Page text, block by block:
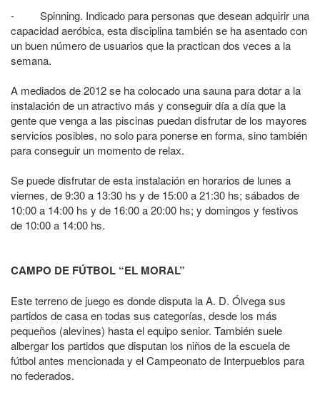
- Spinning. Indicado para personas que desean adquirir una
capacidad aeróbica, esta disciplina también se ha asentado con
un buen número de usuarios que la practican dos veces a la
semana.
A mediados de 2012 se ha colocado una sauna para dotar a la
instalación de un atractivo más y conseguir día a día que la
gente que venga a las piscinas puedan disfrutar de los mayores
servicios posibles, no solo para ponerse en forma, sino también
para conseguir un momento de relax.
Se puede disfrutar de esta instalación en horarios de lunes a
viernes, de 9:30 a 13:30 hs y de 15:00 a 21:30 hs; sábados de
10:00 a 14:00 hs y de 16:00 a 20:00 hs; y domingos y festivos
de 10:00 a 14:00 hs.
CAMPO DE FÚTBOL “EL MORAL”
Este terreno de juego es donde disputa la A. D. Ólvega sus
partidos de casa en todas sus categorías, desde los más
pequeños (alevines) hasta el equipo senior. También suele
albergar los partidos que disputan los niños de la escuela de
fútbol antes mencionada y el Campeonato de Interpueblos para
no federados.